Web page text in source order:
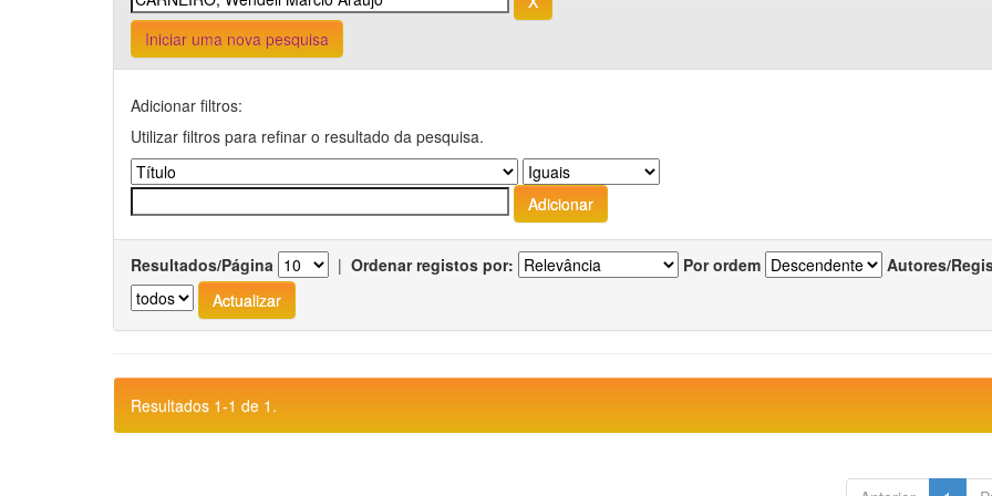
Iniciar uma nova pesquisa
Adicionar filtros:
Utilizar filtros para refinar o resultado da pesquisa.
Resultados/Página | Ordenar registos por: Por ordem Autores/
Resultados 1-1 de 1.